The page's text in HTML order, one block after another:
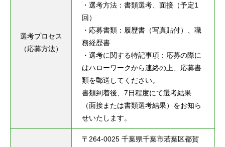
選考プロセス
（応募方法）
・選考方法：書類選考、面接（予定1
回）
・応募書類：履歴書（写真貼付）、職
務経歴書
・選考に関する特記事項：応募の際に
はハローワークから連絡の上、応募書
類を郵送してください。
書類到着後、7日程度にて選考結果
（面接または書類選考結果）をお知ら
せいたします。
〒264-0025 千葉県千葉市若葉区都賀